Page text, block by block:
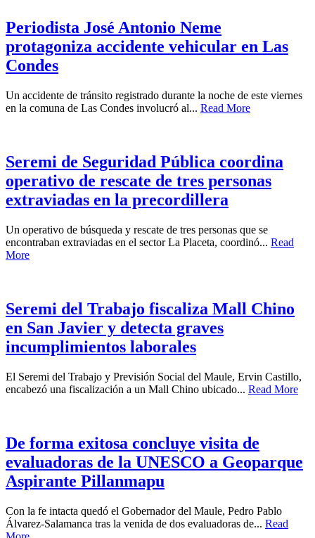
Periodista José Antonio Neme
protagoniza accidente vehicular en Las
Condes
Un accidente de tránsito registrado durante la noche de este viernes
en la comuna de Las Condes involucró al... Read More
Seremi de Seguridad Pública coordina
operativo de rescate de tres personas
extraviadas en la precordillera
Un operativo de búsqueda y rescate de tres personas que se
encontraban extraviadas en el sector La Placeta, coordinó... Read
More
Seremi del Trabajo fiscaliza Mall Chino
en San Javier y detecta graves
incumplimientos laborales
El Seremi del Trabajo y Previsión Social del Maule, Ervin Castillo,
encabezó una fiscalización a un Mall Chino ubicado... Read More
De forma exitosa concluye visita de
evaluadoras de la UNESCO a Geoparque
Aspirante Pillanmapu
Con la fe intacta quedó el Gobernador del Maule, Pedro Pablo
Álvarez-Salamanca tras la venida de dos evaluadoras de... Read